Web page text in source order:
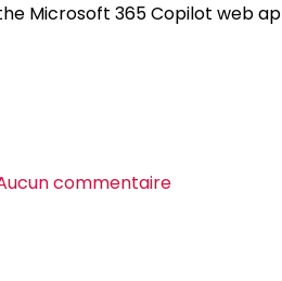
Microsoft 365 Copilot web
commentairesur